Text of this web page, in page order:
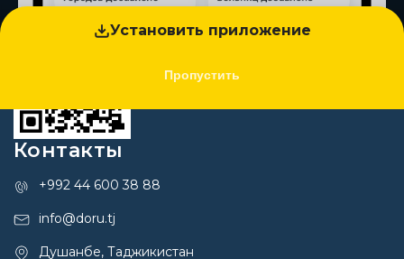
Установить приложение
Пропустить
Контакты
+992 44 600 38 88
info@doru.tj
Душанбе, Таджикистан